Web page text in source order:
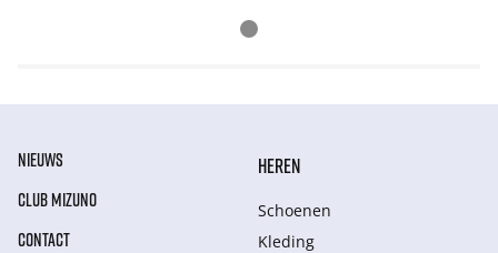
NIEUWS
CLUB MIZUNO
CONTACT
HEREN
Schoenen
Kleding